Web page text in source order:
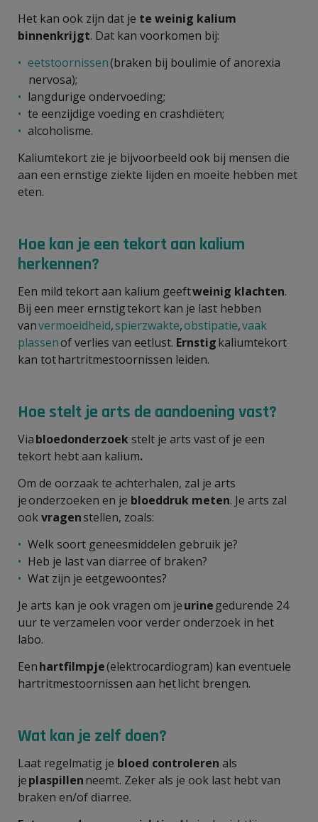
Het kan ook zijn dat je te weinig kalium
binnenkrijgt. Dat kan voorkomen bij:
eetstoornissen(braken bij boulimie of anorexia
nervosa);
langdurige ondervoeding;
te eenzijdige voeding en crashdiëten;
alcoholisme.
Kaliumtekort zie je bijvoorbeeld ook bij mensen die
aan een ernstige ziekte lijden en moeite hebben met
eten.
Hoe kan je een tekort aan kalium
herkennen?
Een mild tekort aan kalium geeftweinig klachten.
Bij een meer ernstig tekort kan je last hebben
vanvermoeidheid,spierzwakte,obstipatie,vaak
plassenof verlies van eetlust. Ernstigkaliumtekort
kan tot hartritmestoornissen leiden.
Hoe stelt je arts de aandoening vast?
Viabloedonderzoekstelt je arts vast of je een
tekort hebt aan kalium.
Om de oorzaak te achterhalen, zal je arts
je onderzoeken en je bloeddruk meten. Je arts zal
ookvragenstellen, zoals:
Welk soort geneesmiddelen gebruik je?
Heb je last van diarree of braken?
Wat zijn je eetgewoontes?
Je arts kan je ook vragen om jeurinegedurende 24
uur te verzamelen voor verder onderzoek in het
labo.
Eenhartfilmpje(elektrocardiogram) kan eventuele
hartritmestoornissen aan het licht brengen.
Wat kan je zelf doen?
Laat regelmatig je bloed controleren als
jeplaspillenneemt. Zeker als je ook last hebt van
braken en/of diarree.